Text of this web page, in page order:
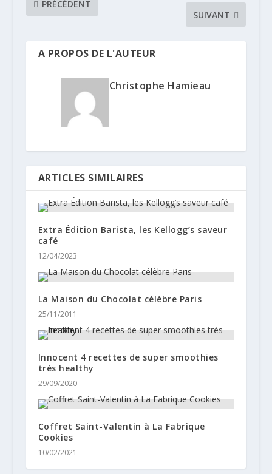
PRÉCÉDENT
SUIVANT
A PROPOS DE L'AUTEUR
Christophe Hamieau
ARTICLES SIMILAIRES
Extra Édition Barista, les Kellogg’s saveur
café
12/04/2023
La Maison du Chocolat célèbre Paris
25/11/2011
Innocent 4 recettes de super smoothies
très healthy
29/09/2020
Coffret Saint-Valentin à La Fabrique
Cookies
10/02/2021